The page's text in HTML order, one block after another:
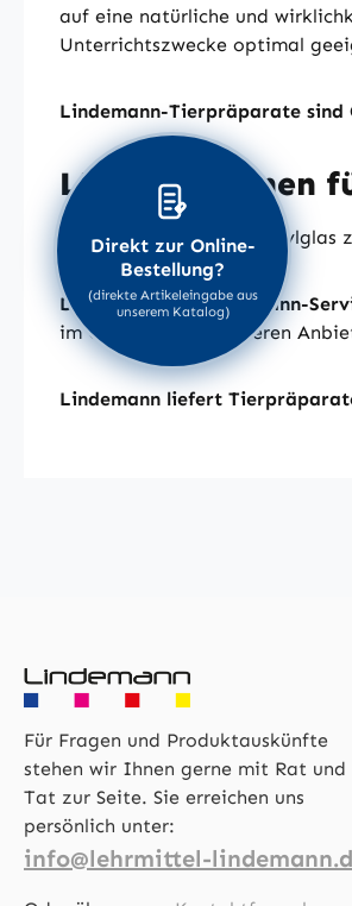
auf eine natürliche und
Unterrichtszwecke optimal
Lindemann-Tierpräparate sind
LIPEX-Vitrinen
Robuste Vitrinen aus
Der besondere Lindemann-
im Gegensatz zu anderen
Lindemann liefert
Für Fragen und Produktauskünfte
stehen wir Ihnen gerne mit Rat und
Tat zur Seite. Sie erreichen uns
persönlich unter:
info@lehrmittel-
Direkt zur Online-
Bestellung?
(direkte Artikeleingabe aus
unserem Katalog)